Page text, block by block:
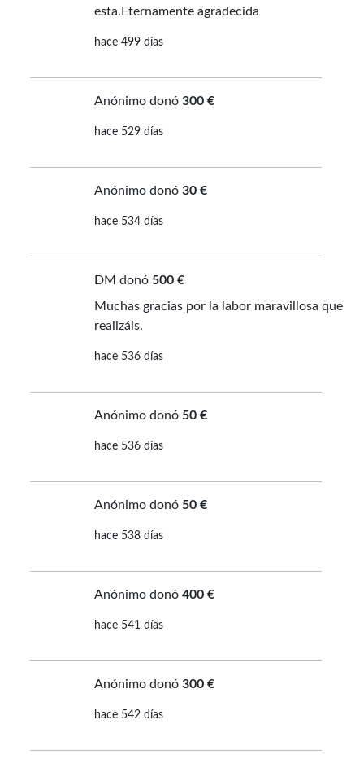
esta.Eternamente agradecida
hace 499 días
Anónimo donó 300 €
hace 529 días
Anónimo donó 30 €
hace 534 días
DM donó 500 €
Muchas gracias por la labor maravillosa que
realizáis.
hace 536 días
Anónimo donó 50 €
hace 536 días
Anónimo donó 50 €
hace 538 días
Anónimo donó 400 €
hace 541 días
Anónimo donó 300 €
hace 542 días